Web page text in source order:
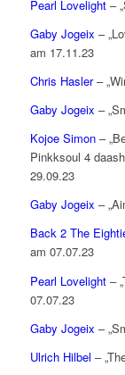
Pearl Lovelight–
Gaby Jogeix –
am 17.11.23
Chris Hasler–
Gaby Jogeix –
Kojoe Simon–
Pinkksoul 4
29.09.23
Gaby Jogeix –
Back 2 The
am 07.07.23
Pearl Lovelight–
07.07.23
Gaby Jogeix –
Ulrich Hilbel –